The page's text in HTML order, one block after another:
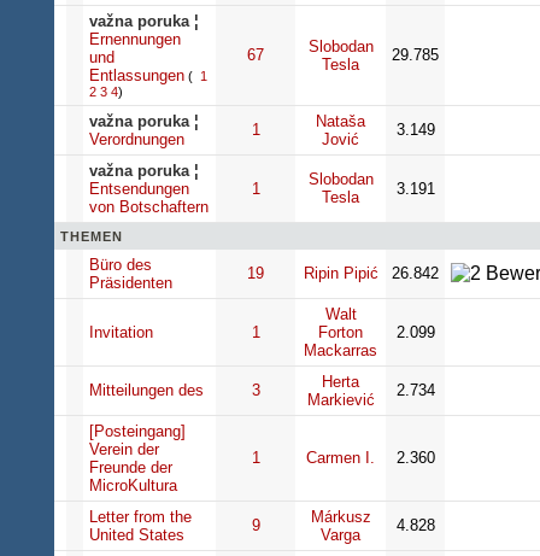
važna poruka ¦
Ernennungen
und
Entlassungen ( 1
2 3 4)
67
Slobodan
Tesla
29.785
važna poruka ¦
Verordnungen
1
Nataša
Jović
3.149
važna poruka ¦
Entsendungen
von Botschaftern
1
Slobodan
Tesla
3.191
THEMEN
Büro des
Präsidenten
19 Ripin Pipić 26.842
Invitation 1
Walt
Forton
Mackarras
2.099
Mitteilungen des 3
Herta
Markiević
2.734
[Posteingang]
Verein der
Freunde der
MicroKultura
1 Carmen I. 2.360
Letter from the
United States
9
Márkusz
Varga
4.828